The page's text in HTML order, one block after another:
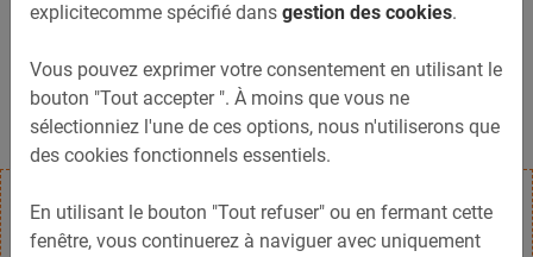
Previous
Thermostimulateur professionnel pour le soin et le
traitement des cheveux Sfera est équipé de 5
explicitecomme spécifié dans gestion des cookies.
Vous pouvez exprimer votre consentement en utilisant le
bouton "Tout accepter ". À moins que vous ne
sélectionniez l'une de ces options, nous n'utiliserons que
des cookies fonctionnels essentiels.
En utilisant le bouton "Tout refuser" ou en fermant cette
fenêtre, vous continuerez à naviguer avec uniquement